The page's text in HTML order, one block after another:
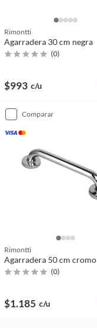
Rimontti
Agarradera 30 cm negra
(0)
$993 c/u
comparar
Rimontti
Agarradera 50 cm cromo
(0)
$1.185 c/u